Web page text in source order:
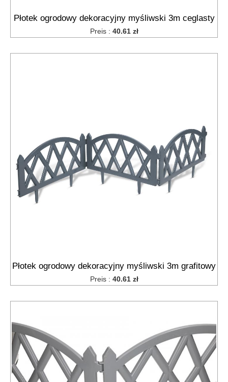
Płotek ogrodowy dekoracyjny myśliwski 3m ceglasty
Preis : 40.61 zł
Płotek ogrodowy dekoracyjny myśliwski 3m grafitowy
Preis : 40.61 zł